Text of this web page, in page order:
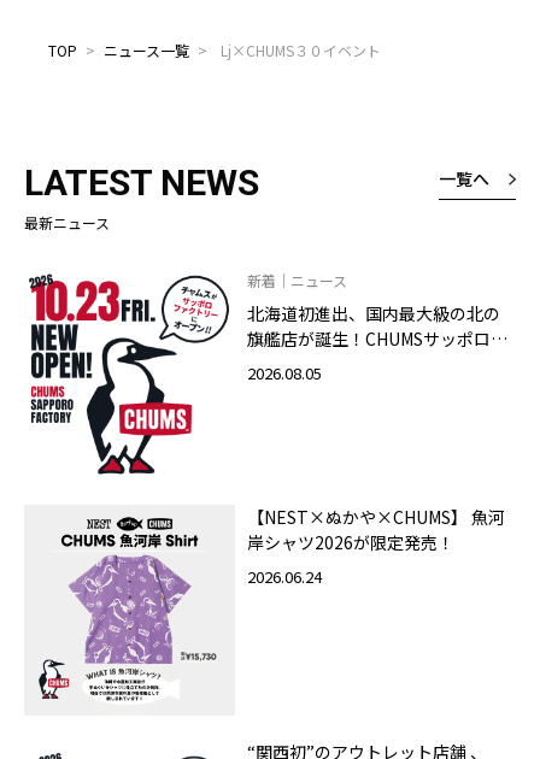
TOP > ニュース一覧 > Lj×CHUMS３０イベント
LATEST NEWS
最新ニュース
一覧へ
新着｜ニュース
北海道初進出、国内最大級の北の
旗艦店が誕生！CHUMSサッポロフ
ァクトリー店 2026年10月23日
2026.08.05
【NEST×ぬかや×CHUMS】 魚河
岸シャツ2026が限定発売！
2026.06.24
“関西初”のアウトレット店舗 、